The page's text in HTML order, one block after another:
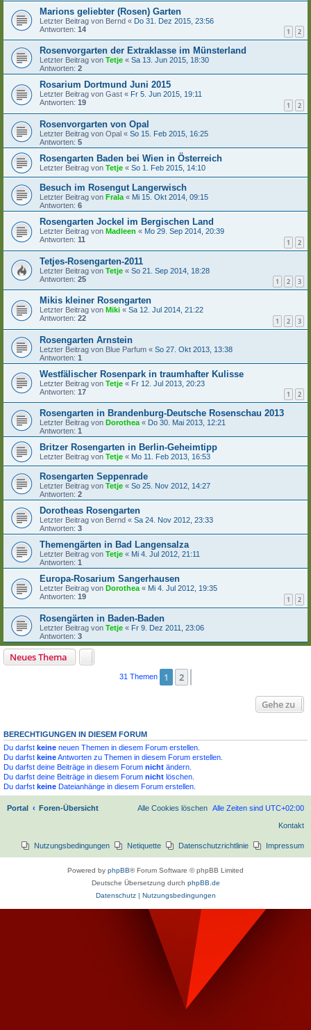
Marions geliebter (Rosen) Garten
Letzter Beitrag von Bernd « Do 31. Dez 2015, 23:56
Antworten: 14 1 2
Rosenvorgarten der Extraklasse im Münsterland
Letzter Beitrag von Tetje « Sa 13. Jun 2015, 18:30
Antworten: 2
Rosarium Dortmund Juni 2015
Letzter Beitrag von Gast « Fr 5. Jun 2015, 19:11
Antworten: 19 1 2
Rosenvorgarten von Opal
Letzter Beitrag von Opal « So 15. Feb 2015, 16:25
Antworten: 5
Rosengarten Baden bei Wien in Österreich
Letzter Beitrag von Tetje « So 1. Feb 2015, 14:10
Besuch im Rosengut Langerwisch
Letzter Beitrag von Frala « Mi 15. Okt 2014, 09:15
Antworten: 6
Rosengarten Jockel im Bergischen Land
Letzter Beitrag von Madleen « Mo 29. Sep 2014, 20:39
Antworten: 11 1 2
Tetjes-Rosengarten-2011
Letzter Beitrag von Tetje « So 21. Sep 2014, 18:28
Antworten: 25 1 2 3
Mikis kleiner Rosengarten
Letzter Beitrag von Miki « Sa 12. Jul 2014, 21:22
Antworten: 22 1 2 3
Rosengarten Arnstein
Letzter Beitrag von Blue Parfum « So 27. Okt 2013, 13:38
Antworten: 1
Westfälischer Rosenpark in traumhafter Kulisse
Letzter Beitrag von Tetje « Fr 12. Jul 2013, 20:23
Antworten: 17 1 2
Rosengarten in Brandenburg-Deutsche Rosenschau 2013
Letzter Beitrag von Dorothea« Do 30. Mai 2013, 12:21
Antworten: 1
Britzer Rosengarten in Berlin-Geheimtipp
Letzter Beitrag von Tetje « Mo 11. Feb 2013, 16:53
Rosengarten Seppenrade
Letzter Beitrag von Tetje « So 25. Nov 2012, 14:27
Antworten: 2
Dorotheas Rosengarten
Letzter Beitrag von Bernd « Sa 24. Nov 2012, 23:33
Antworten: 3
Themengärten in Bad Langensalza
Letzter Beitrag von Tetje « Mi 4. Jul 2012, 21:11
Antworten: 1
Europa-Rosarium Sangerhausen
Letzter Beitrag von Dorothea« Mi 4. Jul 2012, 19:35
Antworten: 19 1 2
Rosengärten in Baden-Baden
Letzter Beitrag von Tetje « Fr 9. Dez 2011, 23:06
Antworten: 3
Neues Thema
31 Themen 1 2
Gehe zu
BERECHTIGUNGEN IN DIESEM FORUM
Du darfst keine neuen Themen in diesem Forum erstellen.
Du darfst keineAntworten zu Themen in diesem Forum erstellen.
Du darfst deine Beiträge in diesem Forum nicht ändern.
Du darfst deine Beiträge in diesem Forum nicht löschen.
Du darfst keine Dateianhänge in diesem Forum erstellen.
Portal Foren-Übersicht Alle Zeiten sind UTC+02:00
Alle Cookies löschen
Kontakt
Impressum
Datenschutzrichtlinie
Netiquette
Nutzungsbedingungen
Powered by phpBB® Forum Software © phpBB Limited
Deutsche Übersetzung durch phpBB.de
Datenschutz| Nutzungsbedingungen